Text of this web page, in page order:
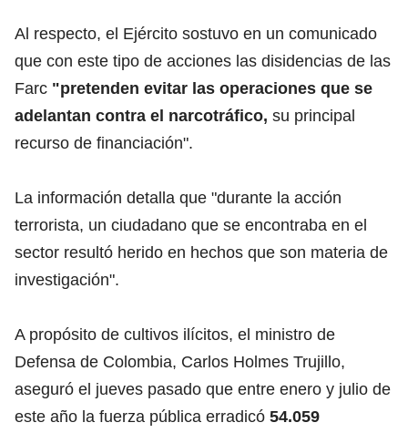
Al respecto, el Ejército sostuvo en un comunicado
que con este tipo de acciones las disidencias de las
Farc "pretenden evitar las operaciones que se
adelantan contra el narcotráfico, su principal
recurso de financiación".
La información detalla que "durante la acción
terrorista, un ciudadano que se encontraba en el
sector resultó herido en hechos que son materia de
investigación".
A propósito de cultivos ilícitos, el ministro de
Defensa de Colombia, Carlos Holmes Trujillo,
aseguró el jueves pasado que entre enero y julio de
este año la fuerza pública erradicó 54.059